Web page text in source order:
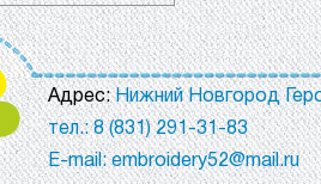
Адрес:Нижний Новгород
тел.: 8 (831) 291-31-83
E-mail: embroidery52@mail.ru